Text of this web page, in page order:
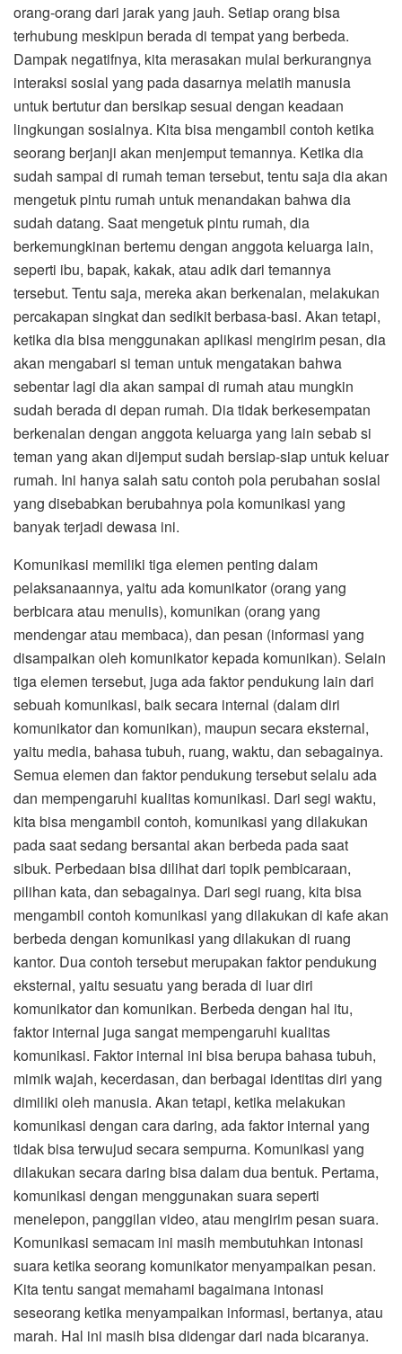
orang-orang dari jarak yang jauh. Setiap orang bisa
terhubung meskipun berada di tempat yang berbeda.
Dampak negatifnya, kita merasakan mulai berkurangnya
interaksi sosial yang pada dasarnya melatih manusia
untuk bertutur dan bersikap sesuai dengan keadaan
lingkungan sosialnya. Kita bisa mengambil contoh ketika
seorang berjanji akan menjemput temannya. Ketika dia
sudah sampai di rumah teman tersebut, tentu saja dia akan
mengetuk pintu rumah untuk menandakan bahwa dia
sudah datang. Saat mengetuk pintu rumah, dia
berkemungkinan bertemu dengan anggota keluarga lain,
seperti ibu, bapak, kakak, atau adik dari temannya
tersebut. Tentu saja, mereka akan berkenalan, melakukan
percakapan singkat dan sedikit berbasa-basi. Akan tetapi,
ketika dia bisa menggunakan aplikasi mengirim pesan, dia
akan mengabari si teman untuk mengatakan bahwa
sebentar lagi dia akan sampai di rumah atau mungkin
sudah berada di depan rumah. Dia tidak berkesempatan
berkenalan dengan anggota keluarga yang lain sebab si
teman yang akan dijemput sudah bersiap-siap untuk keluar
rumah. Ini hanya salah satu contoh pola perubahan sosial
yang disebabkan berubahnya pola komunikasi yang
banyak terjadi dewasa ini.
Komunikasi memiliki tiga elemen penting dalam
pelaksanaannya, yaitu ada komunikator (orang yang
berbicara atau menulis), komunikan (orang yang
mendengar atau membaca), dan pesan (informasi yang
disampaikan oleh komunikator kepada komunikan). Selain
tiga elemen tersebut, juga ada faktor pendukung lain dari
sebuah komunikasi, baik secara internal (dalam diri
komunikator dan komunikan), maupun secara eksternal,
yaitu media, bahasa tubuh, ruang, waktu, dan sebagainya.
Semua elemen dan faktor pendukung tersebut selalu ada
dan mempengaruhi kualitas komunikasi. Dari segi waktu,
kita bisa mengambil contoh, komunikasi yang dilakukan
pada saat sedang bersantai akan berbeda pada saat
sibuk. Perbedaan bisa dilihat dari topik pembicaraan,
pilihan kata, dan sebagainya. Dari segi ruang, kita bisa
mengambil contoh komunikasi yang dilakukan di kafe akan
berbeda dengan komunikasi yang dilakukan di ruang
kantor. Dua contoh tersebut merupakan faktor pendukung
eksternal, yaitu sesuatu yang berada di luar diri
komunikator dan komunikan. Berbeda dengan hal itu,
faktor internal juga sangat mempengaruhi kualitas
komunikasi. Faktor internal ini bisa berupa bahasa tubuh,
mimik wajah, kecerdasan, dan berbagai identitas diri yang
dimiliki oleh manusia. Akan tetapi, ketika melakukan
komunikasi dengan cara daring, ada faktor internal yang
tidak bisa terwujud secara sempurna. Komunikasi yang
dilakukan secara daring bisa dalam dua bentuk. Pertama,
komunikasi dengan menggunakan suara seperti
menelepon, panggilan video, atau mengirim pesan suara.
Komunikasi semacam ini masih membutuhkan intonasi
suara ketika seorang komunikator menyampaikan pesan.
Kita tentu sangat memahami bagaimana intonasi
seseorang ketika menyampaikan informasi, bertanya, atau
marah. Hal ini masih bisa didengar dari nada bicaranya.